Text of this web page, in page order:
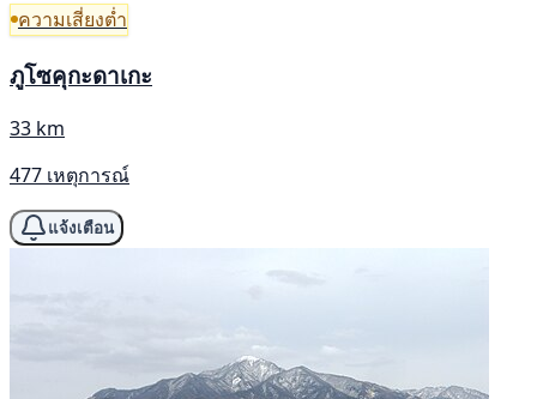
ความเสี่ยงต่ำ
ภูโซคุกะดาเกะ
33 km
477 เหตุการณ์
แจ้งเตือน